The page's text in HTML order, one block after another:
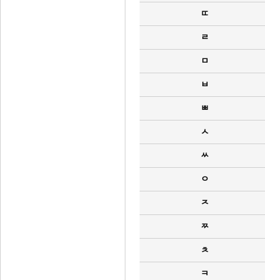
ㄸ
ㄹ
ㅁ
ㅂ
ㅃ
ㅅ
ㅆ
ㅇ
ㅈ
ㅉ
ㅊ
ㅋ